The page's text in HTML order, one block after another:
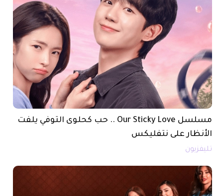
مسلسل Our Sticky Love .. حب كحلوى التوفي يلفت
الأنظار على نتفليكس
تليفزيون